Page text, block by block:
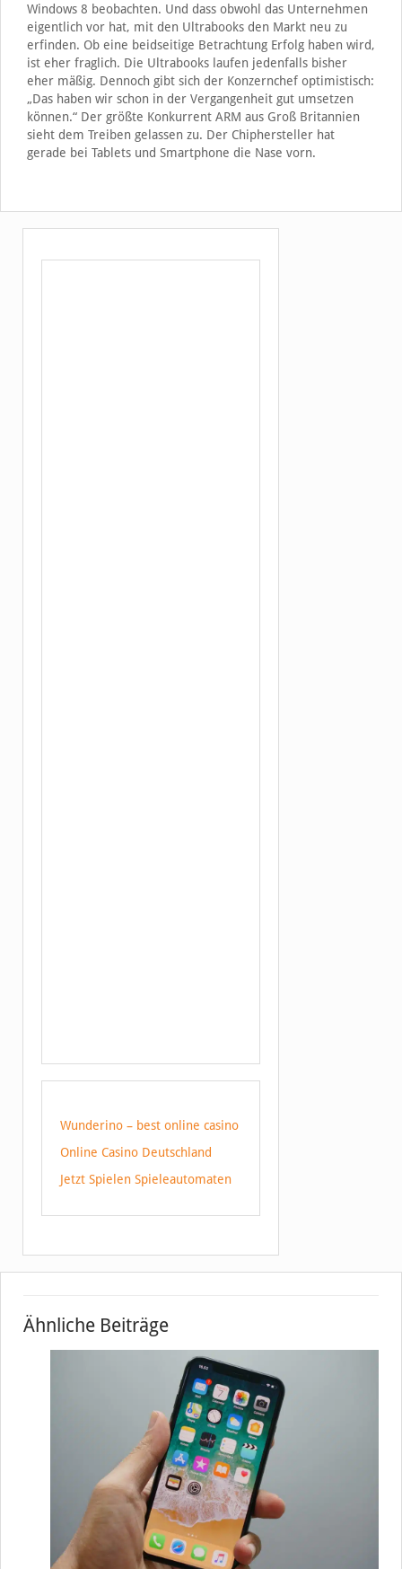
Windows 8 beobachten. Und dass obwohl das Unternehmen
eigentlich vor hat, mit den Ultrabooks den Markt neu zu
erfinden. Ob eine beidseitige Betrachtung Erfolg haben wird,
ist eher fraglich. Die Ultrabooks laufen jedenfalls bisher
eher mäßig. Dennoch gibt sich der Konzernchef optimistisch:
„Das haben wir schon in der Vergangenheit gut umsetzen
können.“ Der größte Konkurrent ARM aus Groß Britannien
sieht dem Treiben gelassen zu. Der Chiphersteller hat
gerade bei Tablets und Smartphone die Nase vorn.
Wunderino – best online casino
Online Casino Deutschland
Jetzt Spielen Spieleautomaten
Ähnliche Beiträge